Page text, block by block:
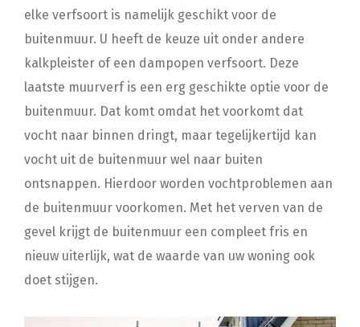
elke verfsoort is namelijk geschikt voor de
buitenmuur. U heeft de keuze uit onder andere
kalkpleister of een dampopen verfsoort. Deze
laatste muurverf is een erg geschikte optie voor de
buitenmuur. Dat komt omdat het voorkomt dat
vocht naar binnen dringt, maar tegelijkertijd kan
vocht uit de buitenmuur wel naar buiten
ontsnappen. Hierdoor worden vochtproblemen aan
de buitenmuur voorkomen. Met het verven van de
gevel krijgt de buitenmuur een compleet fris en
nieuw uiterlijk, wat de waarde van uw woning ook
doet stijgen.